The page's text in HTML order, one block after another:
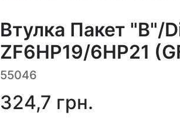
Втулка Пакет "B"/
ZF6HP19/6HP21
55046
324,7 грн.